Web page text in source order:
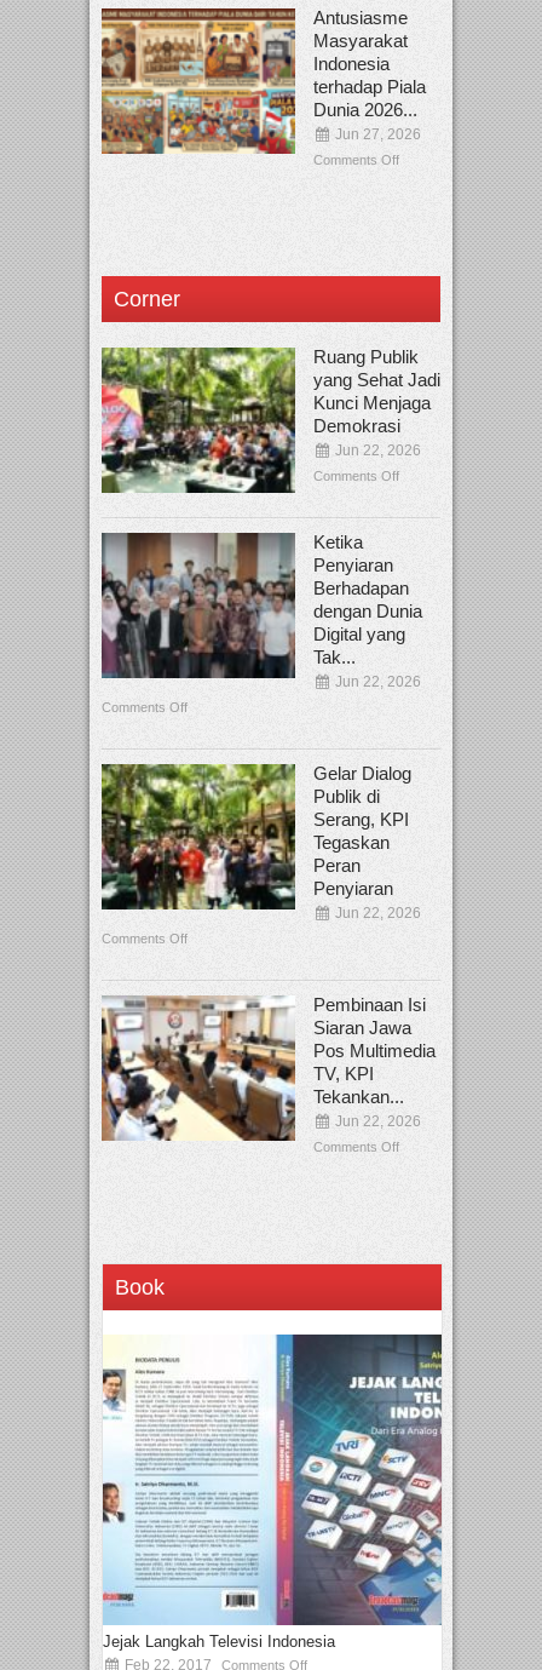
Antusiasme
Masyarakat
Indonesia
terhadap Piala
Dunia 2026...
Jun 27, 2026
Comments Off
Corner
Ruang Publik
yang Sehat Jadi
Kunci Menjaga
Demokrasi
Jun 22, 2026
Comments Off
Ketika
Penyiaran
Berhadapan
dengan Dunia
Digital yang
Tak...
Jun 22, 2026
Comments Off
Gelar Dialog
Publik di
Serang, KPI
Tegaskan
Peran
Penyiaran
Jun 22, 2026
Comments Off
Pembinaan Isi
Siaran Jawa
Pos Multimedia
TV, KPI
Tekankan...
Jun 22, 2026
Comments Off
Book
Jejak Langkah Televisi Indonesia
Feb 22, 2017 Comments Off